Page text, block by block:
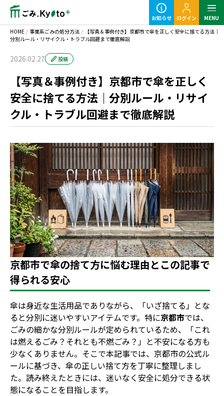
定期ごみのご利用の流れ
粗大ごみ回収のご利用の流れ
事業ごみの基本知識
業種別事業ごみの捨て方
地域別事業ごみの捨て方
お知らせ ログイン
MENU
HOME / 事業系ごみの処分方法 /
【写真＆事例付き】京都市で傘を正しく安全に捨てる方法｜
分別ルール・リサイクル・トラブル回避まで徹底解説
2026.02.27 投稿
【写真＆事例付き】京都市で傘を正しく
安全に捨てる方法｜分別ルール・リサイ
クル・トラブル回避まで徹底解説
京都市で傘の捨て方に悩む理由とこの記事で
得られる安心
傘は身近な生活用品でありながら、「いざ捨てる」とな
ると分別に迷いやすいアイテムです。特に京都市では、
ごみの細かな分別ルールが定められているため、「これ
は燃えるごみ？それとも不燃ごみ？」と不安になる方も
少なくありません。そこで本記事では、京都市の公式ル
ールに基づき、傘の正しい捨て方を丁寧に整理しまし
た。読み終えたときには、迷いなく安全に処分できる状
態になることを目指します。